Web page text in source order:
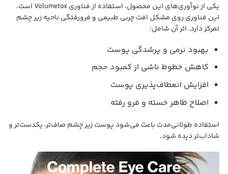
یکی از نوآوری‌های این محصول، استفاده از فناوری Volumetox است.
این فناوری روی مشکل افت چربی طبیعی و فرورفتگی ناحیه زیر چشم
تمرکز دارد. اثر آن شامل:
بهبود نرمی و پرشدگی پوست
کاهش خطوط ناشی از کمبود حجم
افزایش انعطاف‌پذیری پوست
اصلاح ظاهر خسته و فرو رفته
استفاده طولانی‌مدت باعث می‌شود پوست زیر چشم صاف‌تر، یکدست‌تر و
شاداب‌تر دیده شود.